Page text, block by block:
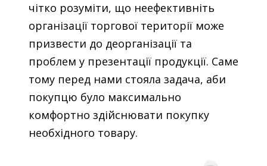
чітко розуміти, що неефективніть
організації торгової території може
призвести до деорганізації та
проблем у презентації продукції. Саме
тому перед нами стояла задача, аби
покупцю було максимально
комфортно здійснювати покупку
необхідного товару.